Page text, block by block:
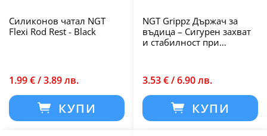
Силиконов чатал NGT
Flexi Rod Rest - Black
1.99 € / 3.89 лв.
КУПИ
NGT Grippz Държач за
въдица – Сигурен захват
и стабилност при
3.53 € / 6.90 лв.
КУПИ